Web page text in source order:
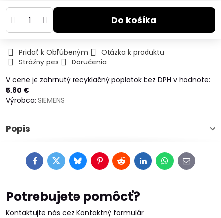
Do košíka
Pridať k Obľúbeným
Otázka k produktu
Strážny pes
Doručenia
V cene je zahrnutý recyklačný poplatok bez DPH v hodnote:
5,80 €
Výrobca: SIEMENS
Popis
FacebookTwitterBlueskyPinterestRedditLinkedInWhatsApp
E-
mail
Potrebujete pomôcť?
Kontaktujte nás cez Kontaktný formulár